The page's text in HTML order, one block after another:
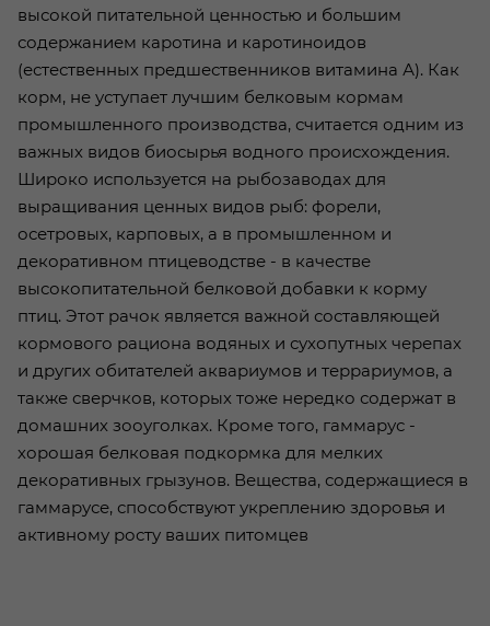
высокой питательной ценностью и большим
содержанием каротина и каротиноидов
(естественных предшественников витамина А). Как
корм, не уступает лучшим белковым кормам
промышленного производства, считается одним из
важных видов биосырья водного происхождения.
Широко используется на рыбозаводах для
выращивания ценных видов рыб: форели,
осетровых, карповых, а в промышленном и
декоративном птицеводстве - в качестве
высокопитательной белковой добавки к корму
птиц. Этот рачок является важной составляющей
кормового рациона водяных и сухопутных черепах
и других обитателей аквариумов и террариумов, а
также сверчков, которых тоже нередко содержат в
домашних зооуголках. Кроме того, гаммарус -
хорошая белковая подкормка для мелких
декоративных грызунов. Вещества, содержащиеся в
гаммарусе, способствуют укреплению здоровья и
активному росту ваших питомцев